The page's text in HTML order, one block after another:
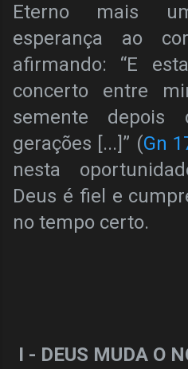
Eterno mais
esperança ao
afirmando: “E
concerto entre
semente
gerações [...]” (Gn
nesta
Deus é fiel e
no tempo certo.
I - DEUS MUDA O